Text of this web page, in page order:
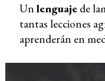
Un lenguajede
tantas lecciones
aprenderán en